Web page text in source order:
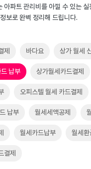
아파트 관리비를 아낄 수 있는
보로 완벽 정리해 드립니다.
제 바다요 상가 월세
납부 상가월세카드결제
오피스텔 월세 카드결제
납부 월세세액공제
월세카드납부 월세환
결제